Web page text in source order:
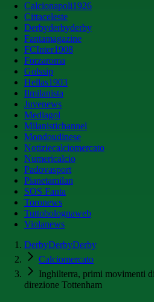
Calcionapoli1926
Cittaceleste
Derbyderbyderby
Fantamagazine
FCInter1908
Forzaroma
Golssip
Hellas1903
Ilmilanista
Juvenews
Mediagol
Milanistichannel
Mondoudinese
Notiziecalciomercato
Numericalcio
Padovasport
Pianetamilan
SOS Fanta
Toronews
Tuttobolognaweb
Violanews
DerbyDerbyDerby
Calciomercato
Inghilterra, primi movimenti
direzione Tottenham